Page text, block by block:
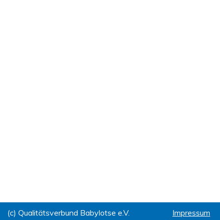
(c) Qualitätsverbund Babylotse e.V. Impressum